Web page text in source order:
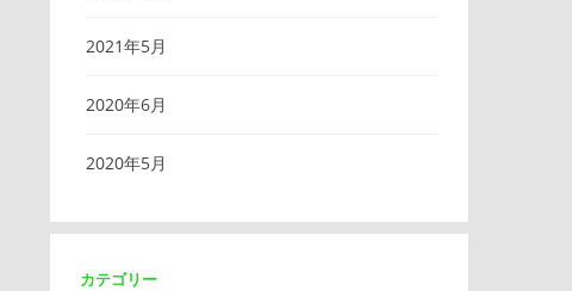
2021年5月
2020年6月
2020年5月
カテゴリー